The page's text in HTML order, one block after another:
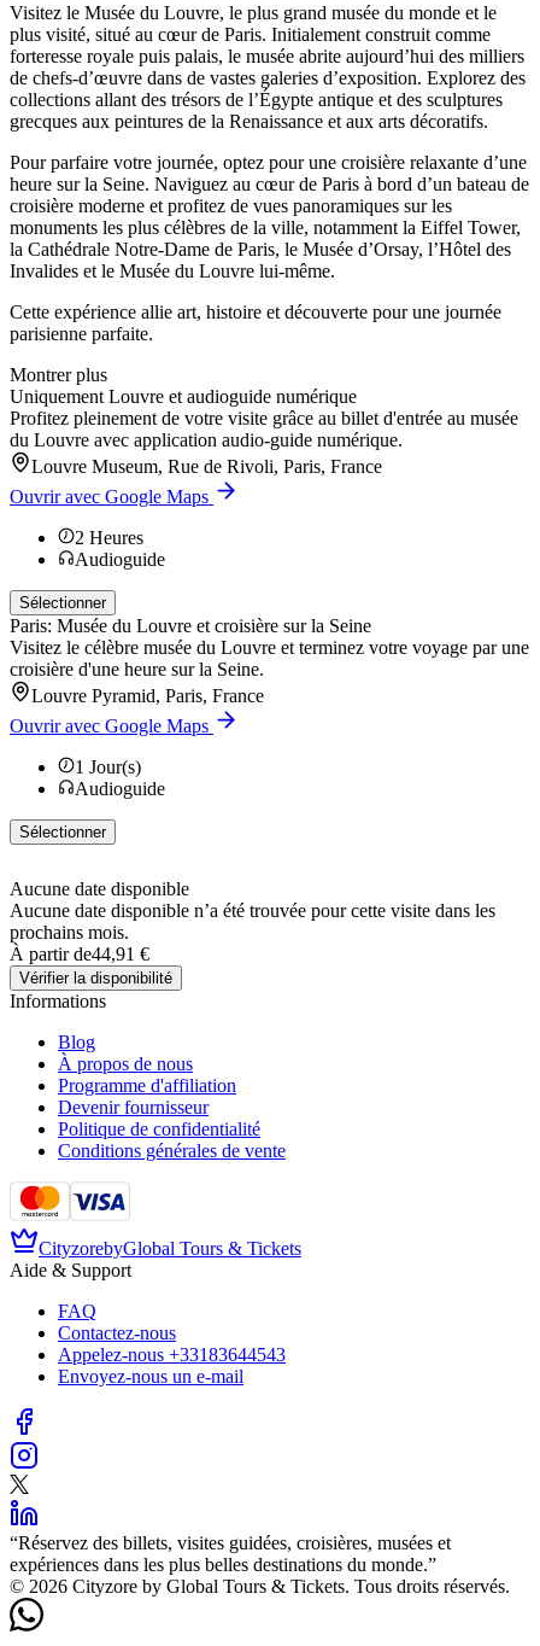
Visitez le Musée du Louvre, le plus grand musée du monde et le
plus visité, situé au cœur de Paris. Initialement construit comme
forteresse royale puis palais, le musée abrite aujourd’hui des milliers
de chefs-d’œuvre dans de vastes galeries d’exposition. Explorez des
collections allant des trésors de l’Égypte antique et des sculptures
grecques aux peintures de la Renaissance et aux arts décoratifs.
Pour parfaire votre journée, optez pour une croisière relaxante d’une
heure sur la Seine. Naviguez au cœur de Paris à bord d’un bateau de
croisière moderne et profitez de vues panoramiques sur les
monuments les plus célèbres de la ville, notamment la Eiffel Tower,
la Cathédrale Notre-Dame de Paris, le Musée d’Orsay, l’Hôtel des
Invalides et le Musée du Louvre lui-même.
Cette expérience allie art, histoire et découverte pour une journée
parisienne parfaite.
Montrer plus
Uniquement Louvre et audioguide numérique
Profitez pleinement de votre visite grâce au billet d'entrée au musée
du Louvre avec application audio-guide numérique.
Louvre Museum, Rue de Rivoli, Paris, France
Ouvrir avec Google Maps
2 Heures
Audioguide
Sélectionner
Paris: Musée du Louvre et croisière sur la Seine
Visitez le célèbre musée du Louvre et terminez votre voyage par une
croisière d'une heure sur la Seine.
Louvre Pyramid, Paris, France
Ouvrir avec Google Maps
1 Jour(s)
Audioguide
Sélectionner
Aucune date disponible
Aucune date disponible n’a été trouvée pour cette visite dans les
prochains mois.
À partir de44,91 €
Vérifier la disponibilité
Informations
Blog
À propos de nous
Programme d'affiliation
Devenir fournisseur
Politique de confidentialité
Conditions générales de vente
CityzorebyGlobal Tours & Tickets
Aide & Support
FAQ
Contactez-nous
Appelez-nous +33183644543
Envoyez-nous un e-mail
“Réservez des billets, visites guidées, croisières, musées et
expériences dans les plus belles destinations du monde.”
©️ 2026 Cityzore by Global Tours & Tickets. Tous droits réservés.